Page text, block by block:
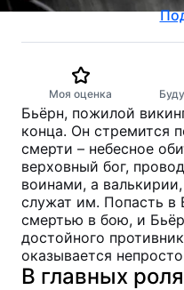
Моя оценка
Бьёрн, пожилой
конца. Он стремится
смерти – небесное
верховный бог,
воинами, а
служат им. Попасть в
смертью в бою, и
достойного
оказывается
В главных